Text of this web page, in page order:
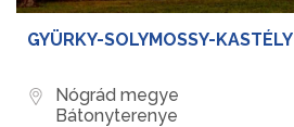
GYÜRKY-SOLYMOSSY-KASTÉLY
Nógrád megye
Bátonyterenye